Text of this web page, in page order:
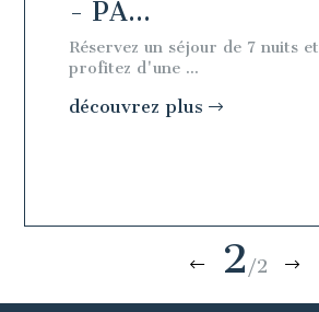
- PA...
Réservez un séjour de 7 nuits et
profitez d'une ...
découvrez plus
2 /2